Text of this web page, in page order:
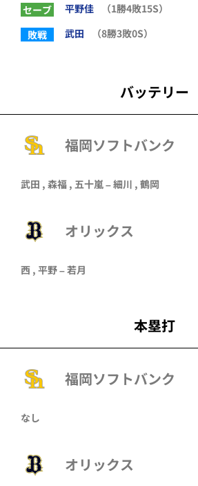
セーブ
平野佳
（1勝4敗15S）
敗戦
武田 （8勝3敗0S）
バッテリー
福岡ソフトバンク
武田 , 森福 , 五十嵐– 細川 , 鶴岡
オリックス
西 , 平野 –若月
本塁打
福岡ソフトバンク
なし
オリックス